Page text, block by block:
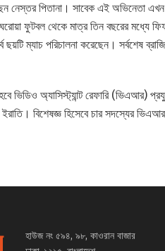
নেস্তর পিতানা। সাবেক এই অভিনেতা এখন
ফুটবল থেকে মাত্র তিন বছরের মধ্যে
ম্যাচ পরিচালনা করেছেন। সর্বশেষ
ভিডিও অ্যাসিস্ট্যান্ট রেফারি (ভিএআর)
বিশেষজ্ঞ হিসেবে চার সদস্যের
হাউজ নং ৫৯৪, ৯৮, কাওরান বাজার